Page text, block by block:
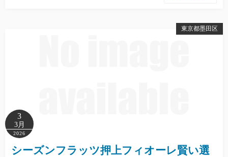
東京都墨田区
3
3月
2026
シーズンフラッツ押上フィオーレ賢い選